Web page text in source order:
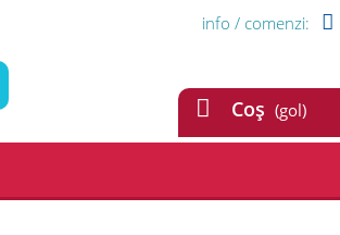
info / comenzi:
Coş (gol)